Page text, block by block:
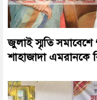
জুলাই স্মৃতি সমাবেশে
শাহাজাদা এমরানকে